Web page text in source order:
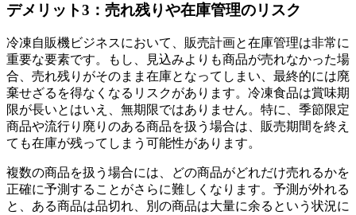
デメリット3：売れ残りや在庫管理のリスク
冷凍自販機ビジネスにおいて、販売計画と在庫管理は非常に
重要な要素です。もし、見込みよりも商品が売れなかった場
合、売れ残りがそのまま在庫となってしまい、最終的には廃
棄せざるを得なくなるリスクがあります。冷凍食品は賞味期
限が長いとはいえ、無期限ではありません。特に、季節限定
商品や流行り廃りのある商品を扱う場合は、販売期間を終え
ても在庫が残ってしまう可能性があります。
複数の商品を扱う場合には、どの商品がどれだけ売れるかを
正確に予測することがさらに難しくなります。予測が外れる
と、ある商品は品切れ、別の商品は大量に余るという状況に